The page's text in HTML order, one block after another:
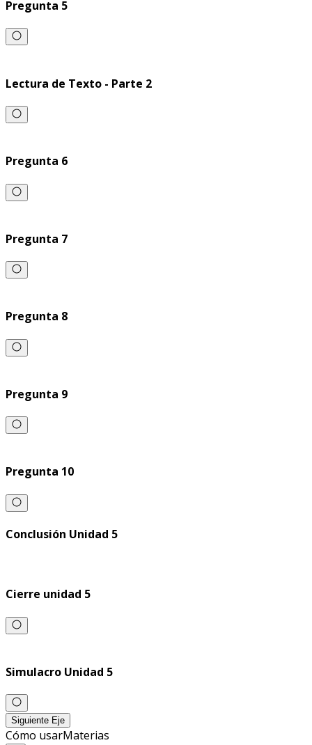
Pregunta 5
Lectura de Texto - Parte 2
Pregunta 6
Pregunta 7
Pregunta 8
Pregunta 9
Pregunta 10
Conclusión Unidad 5
Cierre unidad 5
Simulacro Unidad 5
Siguiente Eje
Cómo usarMaterias